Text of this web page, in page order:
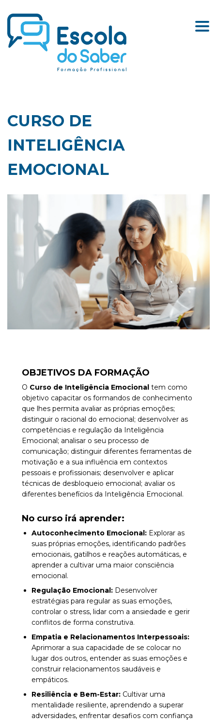
CURSO DE
INTELIGÊNCIA
EMOCIONAL
OBJETIVOS DA FORMAÇÃO
O Curso de Inteligência Emocional tem como
objetivo capacitar os formandos de conhecimento
que lhes permita avaliar as próprias emoções;
distinguir o racional do emocional; desenvolver as
competências e regulação da Inteligência
Emocional; analisar o seu processo de
comunicação; distinguir diferentes ferramentas de
motivação e a sua influência em contextos
pessoais e profissionais; desenvolver e aplicar
técnicas de desbloqueio emocional; avaliar os
diferentes benefícios da Inteligência Emocional.
No curso irá aprender:
Autoconhecimento Emocional: Explorar as
suas próprias emoções, identificando padrões
emocionais, gatilhos e reações automáticas, e
aprender a cultivar uma maior consciência
emocional.
Regulação Emocional: Desenvolver
estratégias para regular as suas emoções,
controlar o stress, lidar com a ansiedade e gerir
conflitos de forma construtiva.
Empatia e Relacionamentos Interpessoais:
Aprimorar a sua capacidade de se colocar no
lugar dos outros, entender as suas emoções e
construir relacionamentos saudáveis e
empáticos.
Resiliência e Bem-Estar: Cultivar uma
mentalidade resiliente, aprendendo a superar
adversidades, enfrentar desafios com confiança